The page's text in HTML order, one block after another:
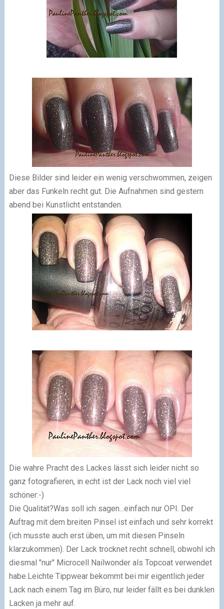
Diese Bilder sind leider ein wenig verschwommen, zeigen
aber das Funkeln recht gut. Die Aufnahmen sind gestern
abend bei Kunstlicht entstanden.
Die wahre Pracht des Lackes lässt sich leider nicht so
ganz fotografieren, in echt ist der Lack noch viel viel
schöner:-)
Die Qualität?Was soll ich sagen...einfach nur OPI. Der
Auftrag mit dem breiten Pinsel ist einfach und sehr korrekt
(ich musste auch erst üben, um mit diesen Pinseln
klarzukommen). Der Lack trocknet recht schnell, obwohl ich
diesmal "nur" Microcell Nailwonder als Topcoat verwendet
habe.Leichte Tippwear bekommt bei mir eigentlich jeder
Lack nach einem Tag im Büro, nur leider fällt es bei dunklen
Lacken ja mehr auf.